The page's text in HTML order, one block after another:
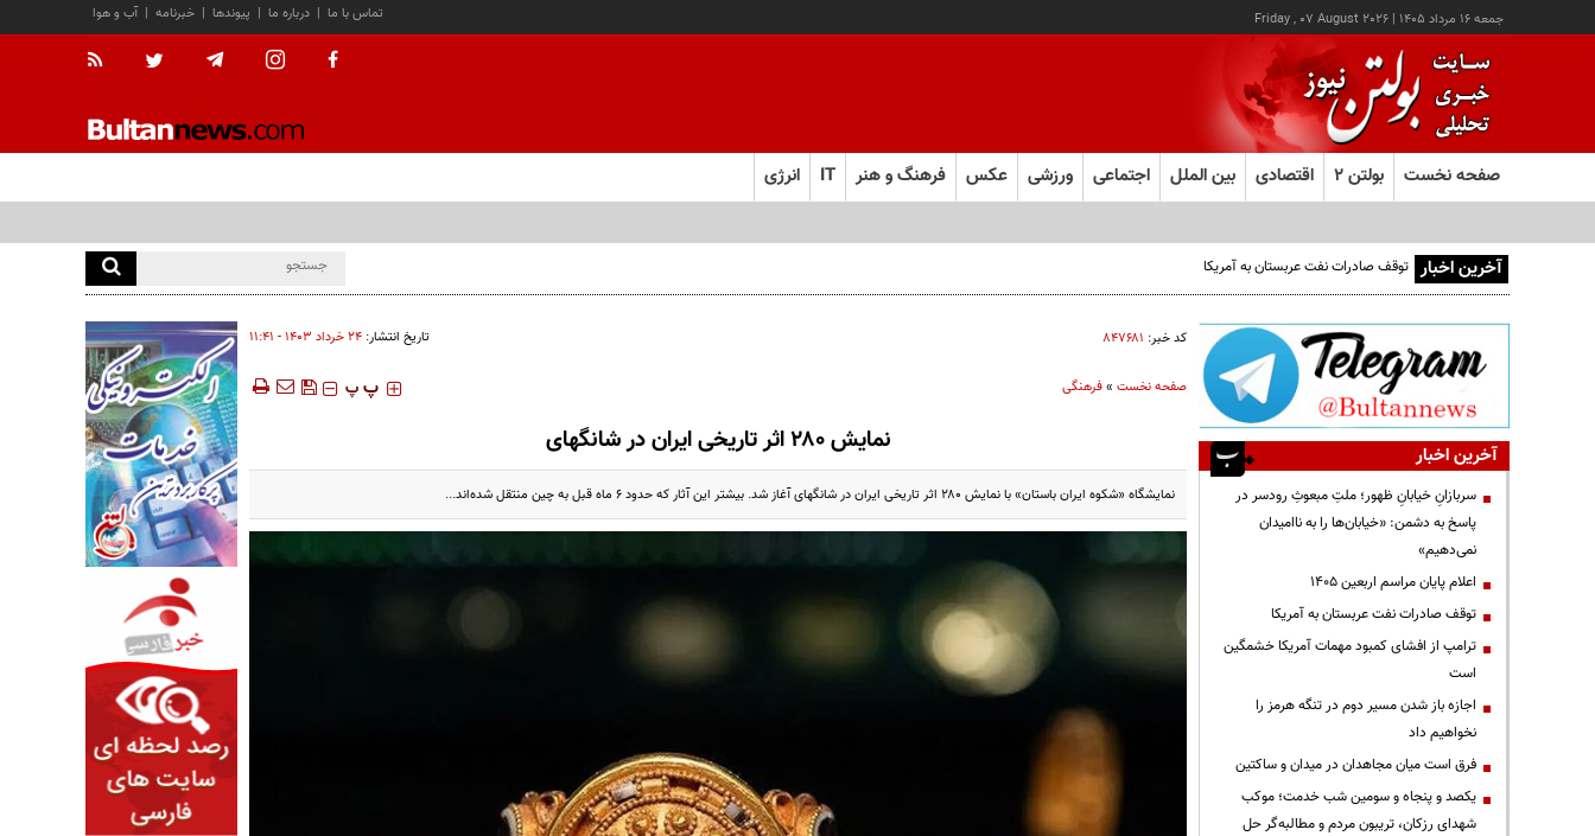
جمعه ۱۶ مرداد ۱۴۰۵ |
Friday , 07 August 2026 آب و هوا | خبرنامه | پیوندها | درباره ما | تماس با ما
صفحه نخست بولتن ۲ اقتصادی بین الملل اجتماعی ورزشی عکس فرهنگ و هنر IT انرژی
آخرین اخبار توقف صادرات نفت عربستان به آمریکا
کد خبر: ۸۴۷۶۸۱ تاریخ انتشار: ۲۴ خرداد ۱۴۰۳ - ۱۱:۴۱
صفحه نخست»فرهنگی ‍‍‍ پ پ
نمایش ۲۸۰ اثر تاریخی ایران در شانگهای
نمایشگاه «شکوه ایران باستان» با نمایش ۲۸۰ اثر تاریخی ایران در شانگهای آغاز شد. بیشتر این آثار که حدود ۶ ماه قبل به چین منتقل شده‌اند...
آخرین اخبار
سربازانِ خیابانِ ظهور؛ ملتِ مبعوثِ رودسر در
پاسخ به دشمن: «خیابان‌ها را به ناامیدان
نمی‌دهیم»
اعلام پایان مراسم اربعین ۱۴۰۵
توقف صادرات نفت عربستان به آمریکا
ترامپ از افشای کمبود مهمات آمریکا خشمگین
است
اجازه باز شدن مسیر دوم در تنگه هرمز را
نخواهیم داد
فرق است میان مجاهدان در میدان و ساکتین
یکصد و پنجاه و سومین شب خدمت؛ موکب
شهدای رزکان، تریبون مردم و مطالبه‌گر حل